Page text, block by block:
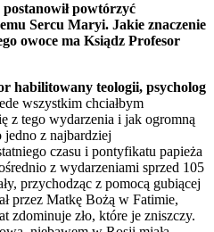
powtórzyć
Sercu Maryi. Jakie znaczenie
owoce ma Ksiądz Profesor
habilitowany teologii, psycholog
wszystkim chciałbym
z tego wydarzenia i jak ogromną
z najbardziej
czasu i pontyfikatu papieża
z wydarzeniami sprzed 105
przychodząc z pomocą gubiącej
przez Matkę Bożą w Fatimie,
zdominuje zło, które je zniszczy.